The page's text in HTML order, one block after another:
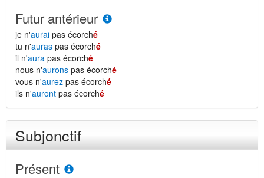
Futur antérieur
je n'aurai pas écorché
tu n'auras pas écorché
il n'aura pas écorché
nous n'aurons pas écorché
vous n'aurez pas écorché
ils n'auront pas écorché
Subjonctif
Présent